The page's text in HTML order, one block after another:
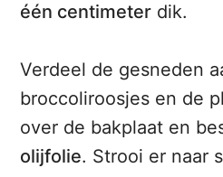
één centimeter dik.
Verdeel de gesneden
broccoliroosjes en de
over de bakplaat en
olijfolie. Strooi er naar